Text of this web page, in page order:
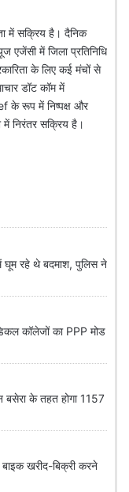
में सक्रिय है। दैनिक
एजेंसी में जिला प्रतिनिधि
के लिए कई मंचों से
डॉट कॉम में
के रूप में निष्पक्ष और
में निरंतर सक्रिय है।
रहे थे बदमाश, पुलिस ने
कॉलेजों का PPP मोड
बसेरा के तहत होगा 1157
खरीद-बिक्री करने